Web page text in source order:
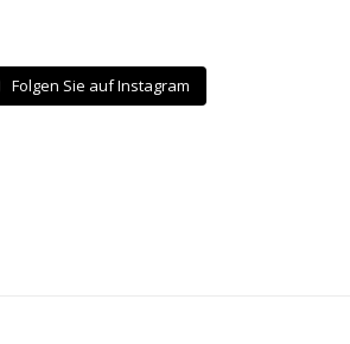
Folgen Sie auf Instagram